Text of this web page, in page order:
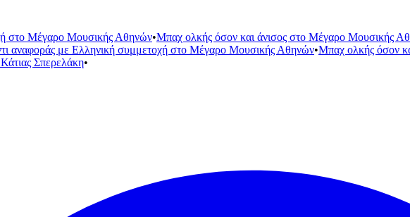
στο Μέγαρο Μουσικής Αθηνών•Μπαχ ολκής όσον και άνισος στο Μέγαρο Μουσικής
αναφοράς με Ελληνική συμμετοχή στο Μέγαρο Μουσικής Αθηνών•Μπαχ ολκής όσον
Σπερελάκη•